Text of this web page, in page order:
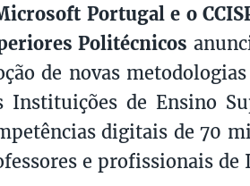
Portugal e o
Politécnicos
de novas
Instituições de Ensino
digitais de 70
e profissionais de